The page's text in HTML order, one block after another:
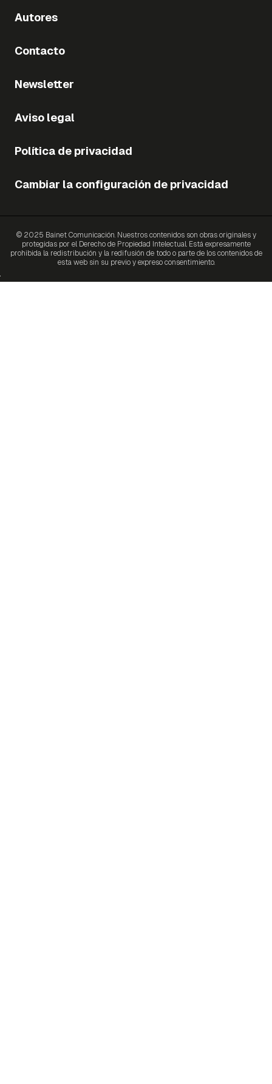
Autores
Contacto
Newsletter
Aviso legal
Política de privacidad
Cambiar la configuración de privacidad
© 2025 Bainet Comunicación. Nuestros contenidos son obras originales y
protegidas por el Derecho de Propiedad Intelectual. Está expresamente
prohibida la redistribución y la redifusión de todo o parte de los contenidos de
esta web sin su previo y expreso consentimiento.